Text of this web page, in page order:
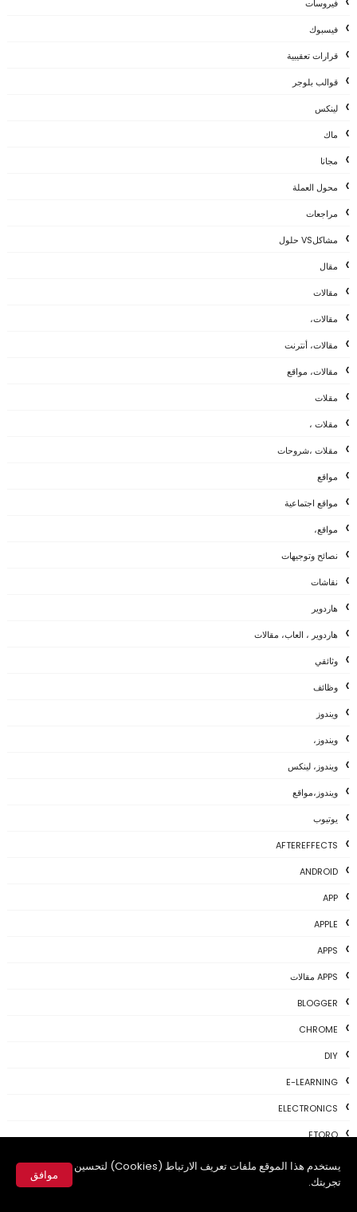
يستخدم هذا الموقع ملفات تعريف الارتباط (Cookies) لتحسين
تجربتك.
موافق
فيروسات
فيسبوك
قرارات تعقيبية
قوالب بلوجر
لينكس
ماك
مجانا
محول العملة
مراجعات
مشاكلVS حلول
مقال
مقالات
مقالات،
مقالات، أنترنت
مقالات، مواقع
مقلات
مقلات ،
مقلات ،شروحات
مواقع
مواقع اجتماعية
مواقع،
نصائح وتوجيهات
نقاشات
هاردوير
هاردوير ، العاب، مقالات
وثائقي
وظائف
ويندوز
ويندوز،
ويندوز، لينكس
ويندوز،مواقع
يوتيوب
AFTEREFFECTS
ANDROID
APP
APPLE
APPS
APPS مقالات
BLOGGER
CHROME
DIY
E-LEARNING
ELECTRONICS
ETORO
FACEBOOK
FIREFOX